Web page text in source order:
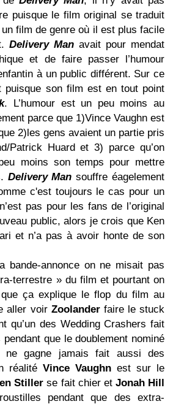
puisque le film original se traduit
un film de genre où il est plus facile
Delivery Man avait pour mendat
et de faire passer l’humour
à un public différent. Sur ce
puisque son film est en tout point
. L’humour est un peu moins au
parce que 1)Vince Vaughn est
2)les gens avaient un partie pris
Patrick Huard et 3) parce qu’on
moins son temps pour mettre
Delivery Man souffre éagelement
c'est toujours le cas pour un
pas pour les fans de l’original
public, alors je crois que Ken
et n’a pas à avoir honte de son
annonce on ne misait pas
terrestre » du film et pourtant on
que ça explique le flop du film au
aller voir Zoolanderfaire le stuck
qu’un des Wedding Crashers fait
que le doublement nominé
ne gagne jamais fait aussi des
réalité Vince Vaughn est sur le
Stiller se fait chier et Jonah Hill
pendant que des extra-